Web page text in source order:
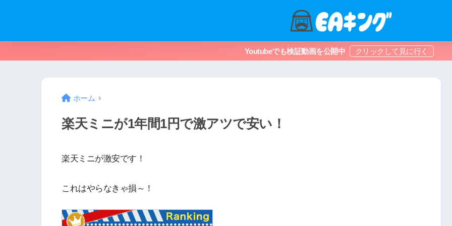
Youtubeでも検証動画を公開中
ホーム
楽天ミニが1年間1円で激アツで安い！
楽天ミニが激安です！
これはやらなきゃ損～！